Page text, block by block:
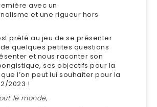
avec un
et une rigueur hors
prêté au jeu de se présenter
quelques petites questions
et nous raconter son
ses objectifs pour la
l’on peut lui souhaiter pour la
2023 !
le monde,